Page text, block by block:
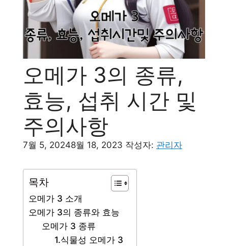
오메가 3의 종류,
효능, 섭취 시간 및
주의사항
7월 5, 20248월 18, 2023 작성자: 관리자
목차
오메가 3 소개
오메가 3의 종류와 효능
오메가 3 종류
1.식물성 오메가 3